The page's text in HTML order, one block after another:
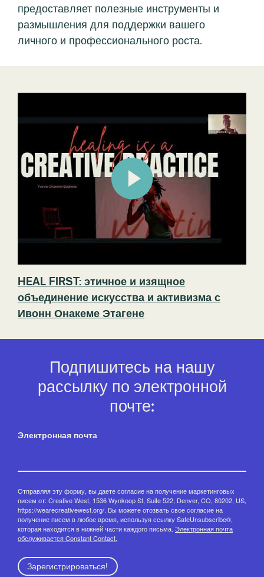
предоставляет полезные инструменты и
размышления для поддержки вашего
личного и профессионального роста.
HEAL FIRST: этичное и изящное
объединение искусства и активизма с
Ивонн Онакеме Этагене
Подпишитесь на нашу
рассылку по электронной
почте:
Электронная почта
Отправляя эту форму, вы даете согласие на получение маркетинговых
писем от: Creative West, 1536 Wynkoop St, Suite 522, Denver, CO, 80202, US,
https://wearecreativewest.org/. Вы можете отозвать свое согласие на
получение писем в любое время, используя ссылку SafeUnsubscribe®,
которая находится в нижней части каждого письма. Электронная почта
обслуживается Constant Contact.
Зарегистрироваться!